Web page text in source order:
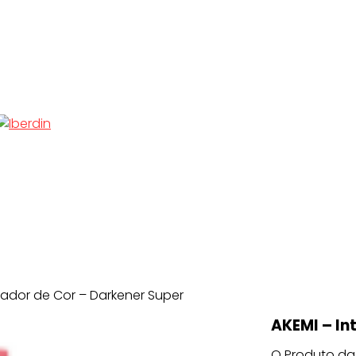
de Cor – Darkener Super
AKEMI –